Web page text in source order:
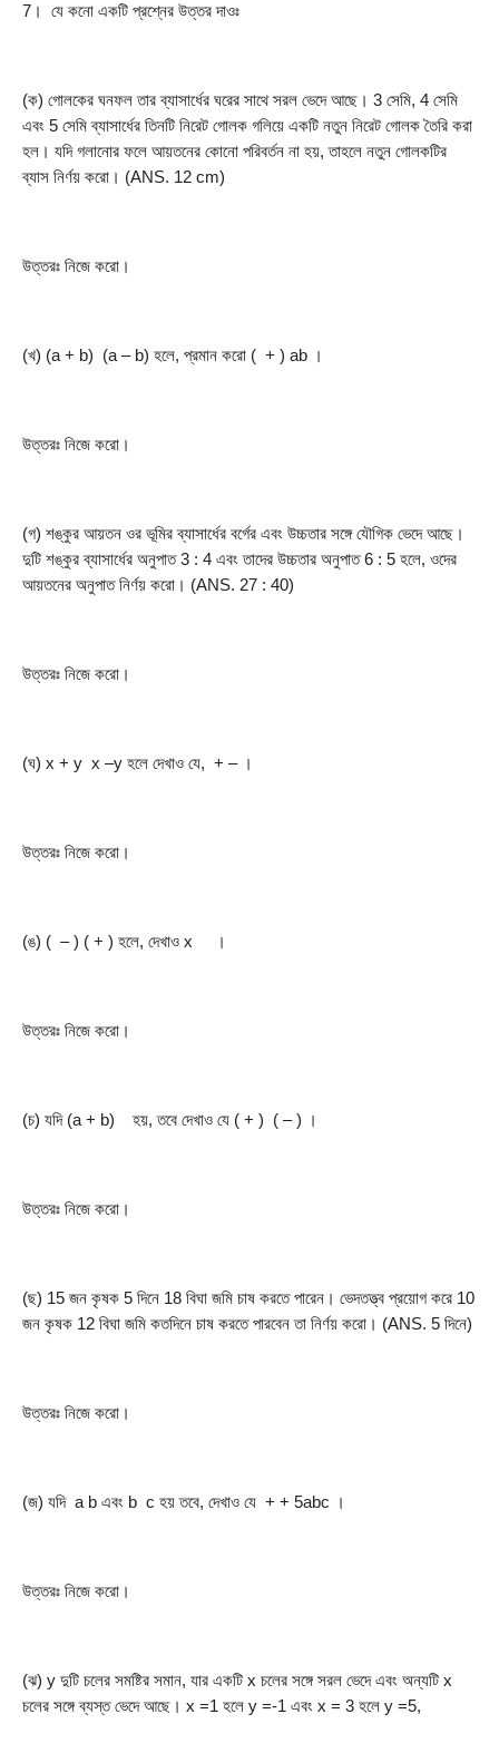
7।  যে কনো একটি প্রশ্নের উত্তর দাওঃ
(ক) গোলকের ঘনফল তার ব্যাসার্ধের ঘরের সাথে সরল ভেদে আছে। 3 সেমি, 4 সেমি
এবং 5 সেমি ব্যাসার্ধের তিনটি নিরেট গোলক গলিয়ে একটি নতুন নিরেট গোলক তৈরি করা
হল। যদি গলানোর ফলে আয়তনের কোনো পরিবর্তন না হয়, তাহলে নতুন গোলকটির
ব্যাস নির্ণয় করো। (ANS. 12 cm)
উত্তরঃ নিজে করো।
(খ) (a + b)  (a – b) হলে, প্রমান করো (  + ) ab ।
উত্তরঃ নিজে করো।
(গ) শঙ্কুর আয়তন ওর ভূমির ব্যাসার্ধের বর্গের এবং উচ্চতার সঙ্গে যৌগিক ভেদে আছে।
দুটি শঙ্কুর ব্যাসার্ধের অনুপাত 3 : 4 এবং তাদের উচ্চতার অনুপাত 6 : 5 হলে, ওদের
আয়তনের অনুপাত নির্ণয় করো। (ANS. 27 : 40)
উত্তরঃ নিজে করো।
(ঘ) x + y  x –y হলে দেখাও যে,  + – ।
উত্তরঃ নিজে করো।
(ঙ) (  – ) ( + ) হলে, দেখাও x     ।
উত্তরঃ নিজে করো।
(চ) যদি (a + b)    হয়, তবে দেখাও যে ( + )  ( – ) ।
উত্তরঃ নিজে করো।
(ছ) 15 জন কৃষক 5 দিনে 18 বিঘা জমি চাষ করতে পারেন। ভেদতত্ত্ব প্রয়োগ করে 10
জন কৃষক 12 বিঘা জমি কতদিনে চাষ করতে পারবেন তা নির্ণয় করো। (ANS. 5 দিনে)
উত্তরঃ নিজে করো।
(জ) যদি  a b এবং b  c হয় তবে, দেখাও যে  + + 5abc ।
উত্তরঃ নিজে করো।
(ঝ) y দুটি চলের সমষ্টির সমান, যার একটি x চলের সঙ্গে সরল ভেদে এবং অন্যটি x
চলের সঙ্গে ব্যস্ত ভেদে আছে। x =1 হলে y =-1 এবং x = 3 হলে y =5,